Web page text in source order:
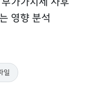
영향 분석
일